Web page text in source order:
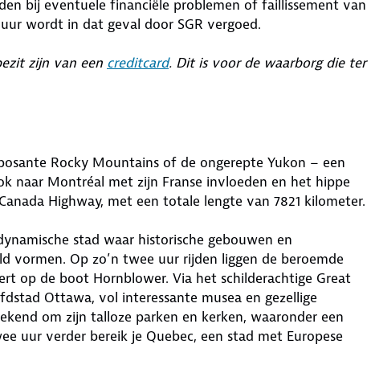
bij eventuele financiële problemen of faillissement van
wordt in dat geval door SGR vergoed.
zijn van een creditcard. Dit is voor de waarborg die ter
Rocky Mountains of de ongerepte Yukon – een
naar Montréal met zijn Franse invloeden en het hippe
Highway, met een totale lengte van 7821 kilometer.
stad waar historische gebouwen en
vormen. Op zo’n twee uur rijden liggen de beroemde
op de boot Hornblower. Via het schilderachtige Great
Ottawa, vol interessante musea en gezellige
om zijn talloze parken en kerken, waaronder een
uur verder bereik je Quebec, een stad met Europese